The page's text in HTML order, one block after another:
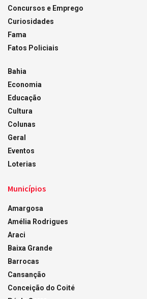
Concursos e Emprego
Curiosidades
Fama
Fatos Policiais
Bahia
Economia
Educação
Cultura
Colunas
Geral
Eventos
Loterias
Municípios
Amargosa
Amélia Rodrigues
Araci
Baixa Grande
Barrocas
Cansanção
Conceição do Coité